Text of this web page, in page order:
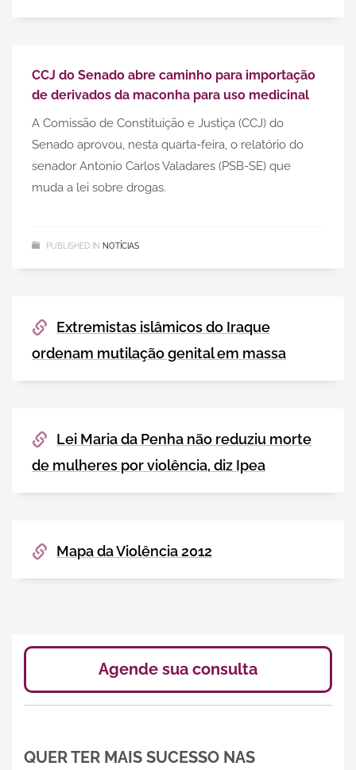
CCJ do Senado abre caminho para importação
de derivados da maconha para uso medicinal
A Comissão de Constituição e Justiça (CCJ) do
Senado aprovou, nesta quarta-feira, o relatório do
senador Antonio Carlos Valadares (PSB-SE) que
muda a lei sobre drogas.
PUBLISHED IN NOTÍCIAS
Extremistas islâmicos do Iraque
ordenam mutilação genital em massa
Lei Maria da Penha não reduziu morte
de mulheres por violência, diz Ipea
Mapa da Violência 2012
Agende sua consulta
QUER TER MAIS SUCESSO NAS